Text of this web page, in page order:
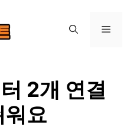
메
2개 연결
워요